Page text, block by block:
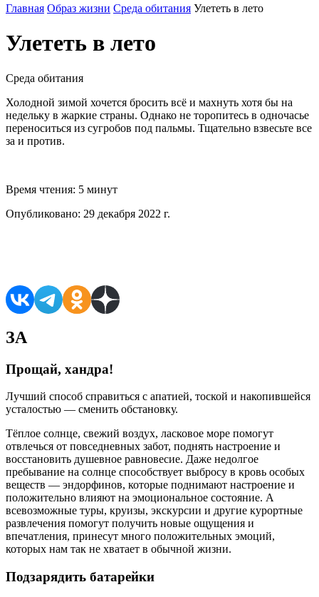
Главная Образ жизни Среда обитания Улететь в лето
Улететь в лето
Среда обитания
Холодной зимой хочется бросить всё и махнуть хотя бы на
недельку в жаркие страны. Однако не торопитесь в одночасье
переноситься из сугробов под пальмы. Тщательно взвесьте все
за и против.
Время чтения: 5 минут
Опубликовано: 29 декабря 2022 г.
ЗА
Прощай, хандра!
Лучший способ справиться с апатией, тоской и накопившейся
усталостью — сменить обстановку.
Тёплое солнце, свежий воздух, ласковое море помогут
отвлечься от повседневных забот, поднять настроение и
восстановить душевное равновесие. Даже недолгое
пребывание на солнце способствует выбросу в кровь особых
веществ — эндорфинов, которые поднимают настроение и
положительно влияют на эмоциональное состояние. А
всевозможные туры, круизы, экскурсии и другие курортные
развлечения помогут получить новые ощущения и
впечатления, принесут много положительных эмоций,
которых нам так не хватает в обычной жизни.
Подзарядить батарейки